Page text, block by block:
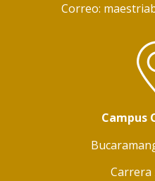
Correo:
Campus
Carrera